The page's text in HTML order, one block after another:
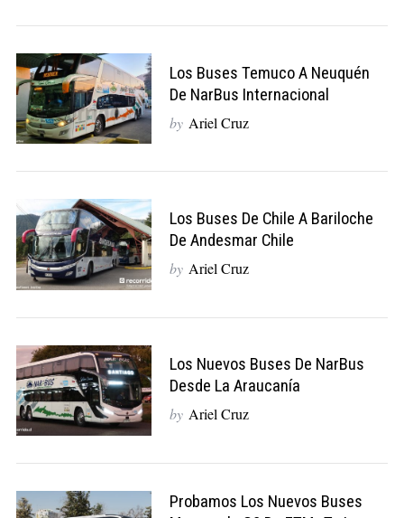
Los Buses Temuco A Neuquén
De NarBus Internacional
by Ariel Cruz
Los Buses De Chile A Bariloche
De Andesmar Chile
by Ariel Cruz
Los Nuevos Buses De NarBus
Desde La Araucanía
by Ariel Cruz
Probamos Los Nuevos Buses